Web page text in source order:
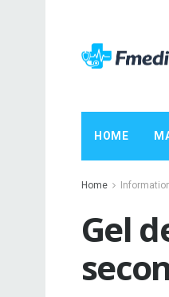
HOME
Home
Gel